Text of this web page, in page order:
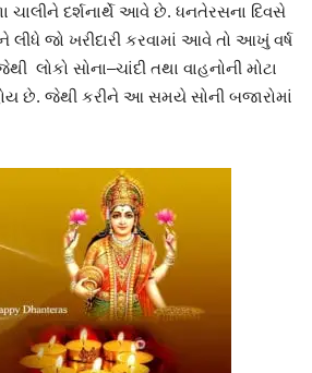
ચાલીને દર્શનાર્થે આવે છે. ધનતેરસના દિવસે
લીધે જો ખરીદારી કરવામાં આવે તો આખું વર્ષ
લોકો સોના–ચાંદી તથા વાહનોની મોટા
છે. જેથી કરીને આ સમયે સોની બજારોમાં